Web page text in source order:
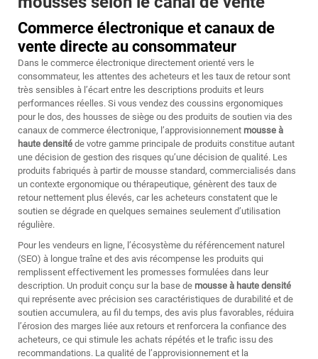
Commerce électronique et canaux de
vente directe au consommateur
Dans le commerce électronique directement orienté vers le
consommateur, les attentes des acheteurs et les taux de retour sont
très sensibles à l’écart entre les descriptions produits et leurs
performances réelles. Si vous vendez des coussins ergonomiques
pour le dos, des housses de siège ou des produits de soutien via des
canaux de commerce électronique, l’approvisionnement mousse à
haute densité de votre gamme principale de produits constitue autant
une décision de gestion des risques qu’une décision de qualité. Les
produits fabriqués à partir de mousse standard, commercialisés dans
un contexte ergonomique ou thérapeutique, génèrent des taux de
retour nettement plus élevés, car les acheteurs constatent que le
soutien se dégrade en quelques semaines seulement d’utilisation
régulière.
Pour les vendeurs en ligne, l’écosystème du référencement naturel
(SEO) à longue traîne et des avis récompense les produits qui
remplissent effectivement les promesses formulées dans leur
description. Un produit conçu sur la base de mousse à haute densité
qui représente avec précision ses caractéristiques de durabilité et de
soutien accumulera, au fil du temps, des avis plus favorables, réduira
l’érosion des marges liée aux retours et renforcera la confiance des
acheteurs, ce qui stimule les achats répétés et le trafic issu des
recommandations. La qualité de l’approvisionnement et la